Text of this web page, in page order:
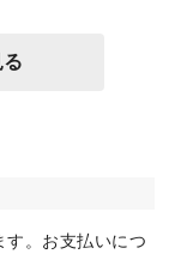
す。お支払いにつ